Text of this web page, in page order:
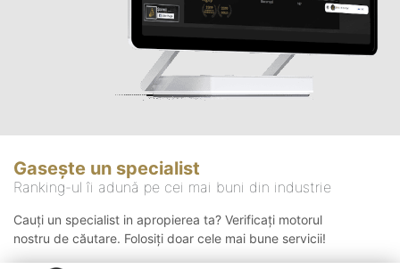
Gasește un specialist
Ranking-ul îi adună pe cei mai buni din industrie
Cauți un specialist in apropierea ta? Verificați motorul
nostru de căutare. Folosiți doar cele mai bune servicii!